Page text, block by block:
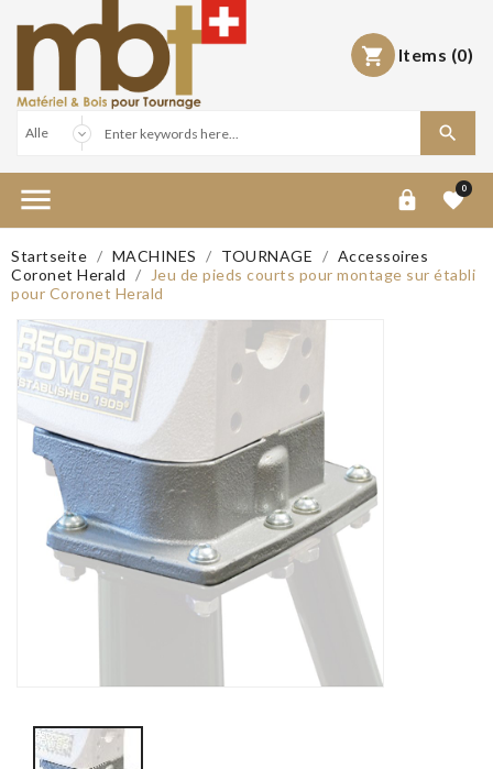
 Items (0)

  0
Startseite MACHINES TOURNAGE
Accessoires
Coronet Herald
Jeu de pieds courts pour montage sur établi
pour Coronet Herald